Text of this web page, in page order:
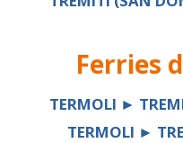
Ferries
TERMOLI ►
TERMOLI ►